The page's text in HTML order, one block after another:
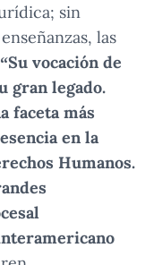
sin
las
“Su vocación de
gran legado.
faceta más
en la
Humanos.